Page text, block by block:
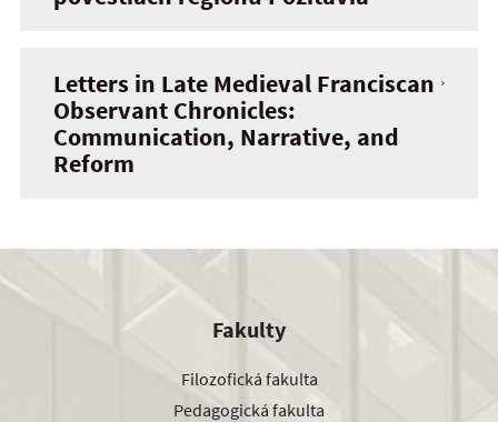
Letters in Late Medieval Franciscan
Observant Chronicles:
Communication, Narrative, and
Reform
Fakulty
Filozofická fakulta
Pedagogická fakulta